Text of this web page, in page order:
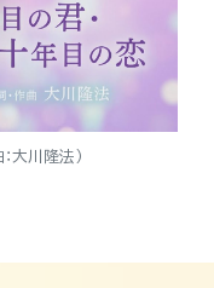
大川隆法）